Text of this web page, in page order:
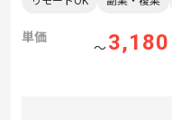
単価
〜3,180